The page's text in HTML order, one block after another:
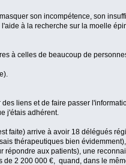
son incompétence, son
à la recherche sur la moelle
à celles de beaucoup de
liens et de faire passer
j'étais adhérent.
faite) arrive à avoir 18 délégués
thérapeutiques bien
répondre aux patients), une
2 200 000 €, quand, dans le